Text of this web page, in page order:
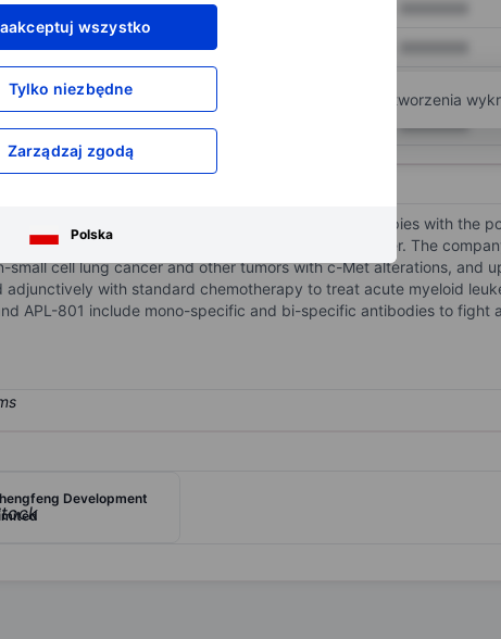
wszystko
Tylko niezbędne
Zarządzaj zgodą
Polska
XXXXXXX
XXXXXXX
XXXXXXX
XXXXXXX XXXXXXX
aby uzyskać dostęp do większej ilości narzędzi do tworzenia
on the discovery and development of oncology therapies with the
target specific molecular pathways to inhibit cancer. The
cell lung cancer and other tumors with c-Met alterations, and
with standard chemotherapy to treat acute myeloid
APL-801 include mono-specific and bi-specific antibodies to fight
Development